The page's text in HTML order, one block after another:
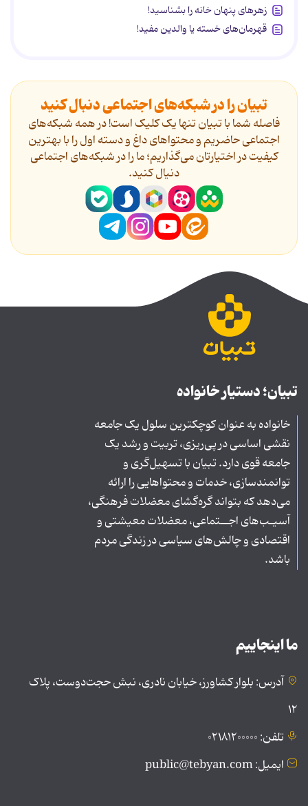
زهرهای پنهان خانه را بشناسید!
قهرمان‌های خسته یا والدین مفید!
تبیان را در شبکه‌های اجتماعی دنبال کنید
فاصله شما با تبیان تنها یک کلیک است! در همه شبکه‌های
اجتماعی حاضریم و محتواهای داغ و دسته اول را با بهترین
کیفیت در اختیارتان می‌گذاریم؛ ما را در شبکه‌های اجتماعی
دنیال کنید.
تبیان؛ دستیار خانواده
خانواده به عنوان کوچکترین سلول یک جامعه
نقشی اساسی در پی‌ریزی، تربیت و رشد یک
جامعه قوی دارد. تبیان با تسهیل‌گری و
توانمندسازی، خدمات و محتواهایی را ارائه
می‌دهد که بتواند گره‌گشای معضلات فرهنگی،
آسیـب‌های اجــتماعی، معضلات معیشتی و
اقتصادی و چالش‌های سیاسی در زندگی مردم
باشد.
ما اینجاییم
آدرس: بلوار کشاورز، خیابان نادری، نبش حجت‌دوست، پلاک
۱۲
تلفن: ۰۲۱۸۱۲۰۰۰۰۰
ایمیل: public@tebyan.com